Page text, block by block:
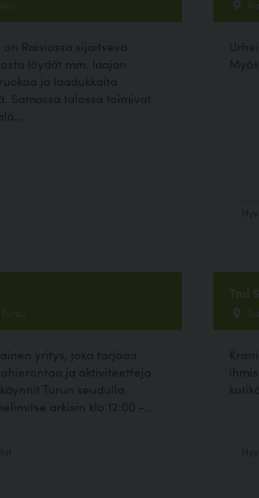
Raisiossa sijaitseva
löydät mm. laajan
ja laadukkaita
Samassa talossa toimivat
yritys, joka tarjoaa
ja aktiviteetteja
Turun seudulla.
arkisin klo 12:00 -...
Tmi